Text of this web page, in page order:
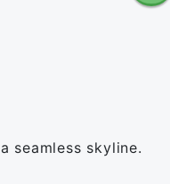
seamless skyline.